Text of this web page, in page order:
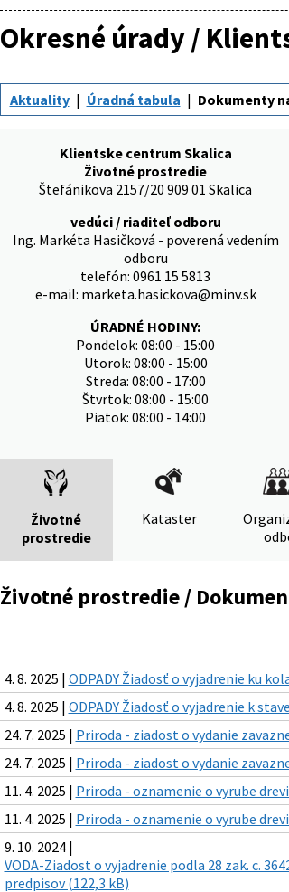
Okresné úrady /
Aktuality Úradná tabuľa Dokumenty
Klientske centrum Skalica
Životné prostredie
Štefánikova 2157/20 909 01 Skalica
vedúci / riaditeľ odboru
Ing. Markéta Hasičková - poverená vedením
odboru
telefón: 0961 15 5813
e-mail: marketa.hasickova@minv.sk
ÚRADNÉ HODINY:
Pondelok: 08:00 - 15:00
Utorok: 08:00 - 15:00
Streda: 08:00 - 17:00
Štvrtok: 08:00 - 15:00
Piatok: 08:00 - 14:00
Životné
prostredie
Kataster
Životné prostredie /
4. 8. 2025 | ODPADY Žiadosť o vyjadrenie ku
4. 8. 2025 | ODPADY Žiadosť o vyjadrenie k
24. 7. 2025 | Priroda - ziadost o vydanie
24. 7. 2025 | Priroda - ziadost o vydanie
11. 4. 2025 | Priroda - oznamenie o vyrube
11. 4. 2025 | Priroda - oznamenie o vyrube
9. 10. 2024 |
VODA-Ziadost o vyjadrenie podla 28 zak. c.
predpisov (122,3 kB)